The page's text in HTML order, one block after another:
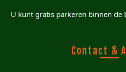
U kunt gratis parkeren binnen de
Contact &